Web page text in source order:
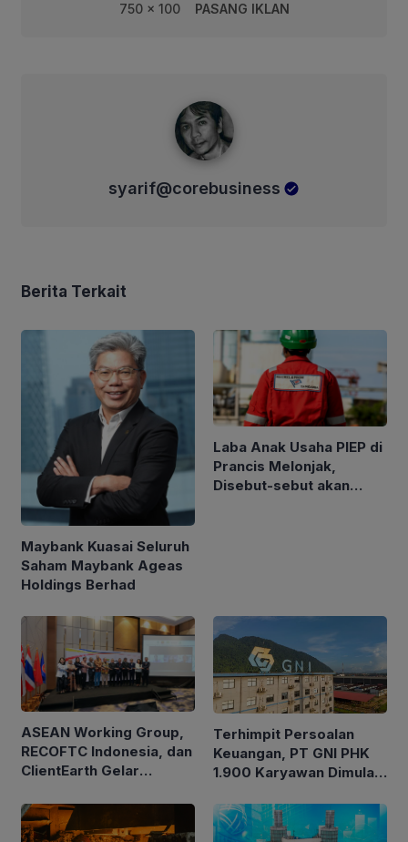
750 x 100 PASANG IKLAN
syarif@corebusiness
Berita Terkait
Maybank Kuasai Seluruh
Saham Maybank Ageas
Holdings Berhad
Laba Anak Usaha PIEP di
Prancis Melonjak,
Disebut-sebut akan
ASEAN Working Group,
RECOFTC Indonesia, dan
ClientEarth Gelar
untuk Memperkuat Tata
Kelola Perhutanan Sosial
Terhimpit Persoalan
Keuangan, PT GNI PHK
1.900 Karyawan Dimulai